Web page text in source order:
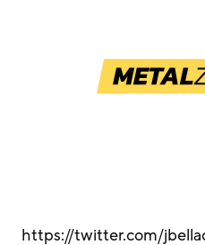
https://twitter.com/